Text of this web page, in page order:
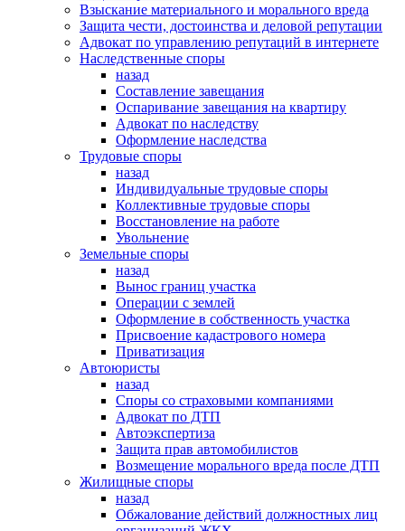
Взыскание материального и морального вреда
Защита чести, достоинства и деловой репутации
Адвокат по управлению репутаций в интернете
Наследственные споры
назад
Составление завещания
Оспаривание завещания на квартиру
Адвокат по наследству
Оформление наследства
Трудовые споры
назад
Индивидуальные трудовые споры
Коллективные трудовые споры
Восстановление на работе
Увольнение
Земельные споры
назад
Вынос границ участка
Операции с землей
Оформление в собственность участка
Присвоение кадастрового номера
Приватизация
Автоюристы
назад
Споры со страховыми компаниями
Адвокат по ДТП
Автоэкспертиза
Защита прав автомобилистов
Возмещение морального вреда после ДТП
Жилищные споры
назад
Обжалование действий должностных лиц